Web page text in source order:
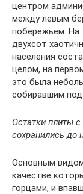
центром
между левым
побережьем. На
двухсот
населения
целом, на
это была
собиравшим
Остатки плиты
сохранились до
Основным
качестве
горцами, и